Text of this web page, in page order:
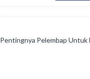
Pentingnya Pelembap